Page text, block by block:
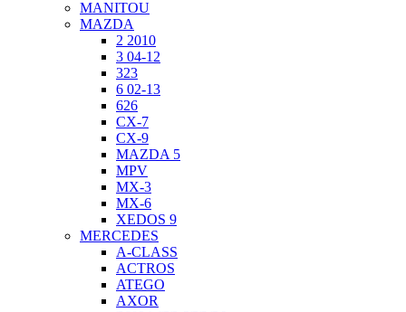
MANITOU
MAZDA
2 2010
3 04-12
323
6 02-13
626
CX-7
CX-9
MAZDA 5
MPV
MX-3
MX-6
XEDOS 9
MERCEDES
A-CLASS
ACTROS
ATEGO
AXOR